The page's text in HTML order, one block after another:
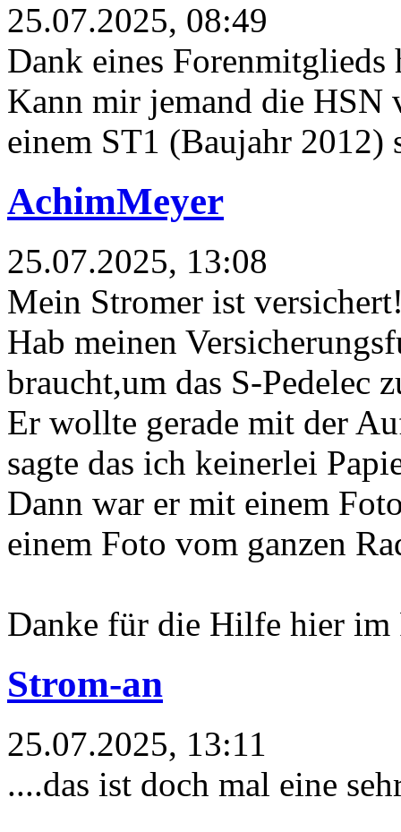
25.07.2025, 08:49
Dank eines Forenmitglieds
Kann mir jemand die HSN
einem ST1 (Baujahr 2012)
AchimMeyer
25.07.2025, 13:08
Mein Stromer ist
Hab meinen
braucht,um das S-Pedelec
Er wollte gerade mit der
sagte das ich keinerlei
Dann war er mit einem
einem Foto vom ganzen
Danke für die Hilfe hier im
Strom-an
25.07.2025, 13:11
....das ist doch mal eine